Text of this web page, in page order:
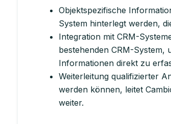
Objektspezifische
System hinterlegt werden,
Integration mit CRM-
bestehenden CRM-System,
Informationen direkt zu
Weiterleitung qualifizierter
werden können, leitet
weiter.